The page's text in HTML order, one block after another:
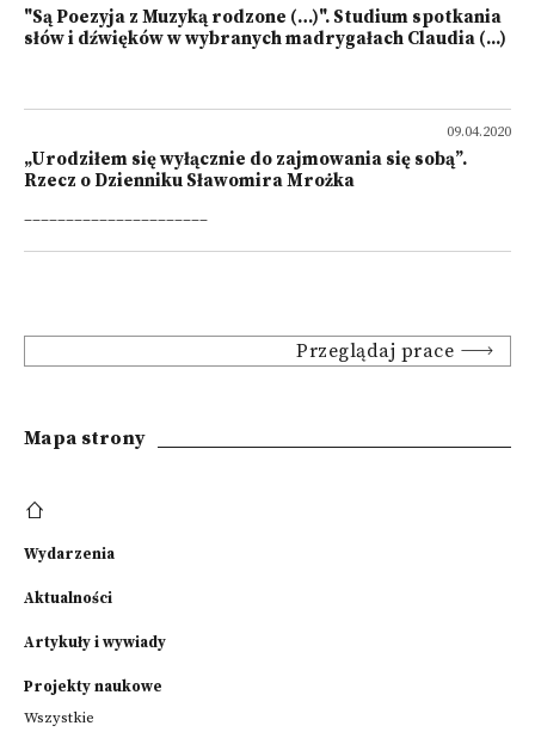
"Są Poezyja z Muzyką rodzone (…)". Studium spotkania
słów i dźwięków w wybranych madrygałach Claudia (...)
09.04.2020
„Urodziłem się wyłącznie do zajmowania się sobą”.
Rzecz o Dzienniku Sławomira Mrożka
______________________
Przeglądaj prace
Mapa strony
Wydarzenia
Aktualności
Artykuły i wywiady
Projekty naukowe
Wszystkie